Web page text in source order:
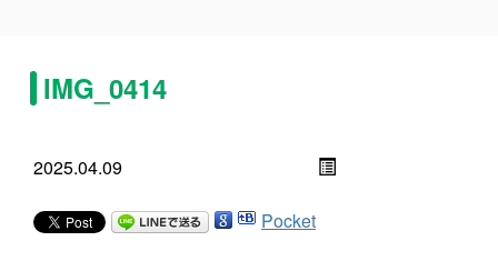
IMG_0414
2025.04.09
Pocket